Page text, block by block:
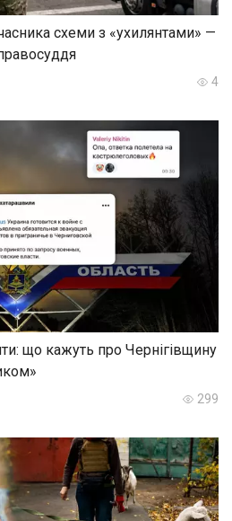
схеми з «ухилянтами» —
4
що кажуть про Чернігівщину
299